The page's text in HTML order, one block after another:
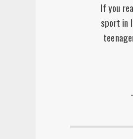
If you
sport in